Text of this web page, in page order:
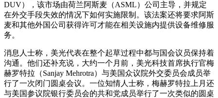
DUV），该市场由荷兰阿斯麦（ASML）公司主导，并规定
在外交手段失效的情况下如何实施限制。该法案还将要求阿斯
麦和其他外国公司获得许可才能在相关设施内提供设备维修服
务。
消息人士称，美光代表在整个起草过程中都与国会议员保持着
沟通。他们还补充说，大约一个月前，美光科技首席执行官梅
赫罗特拉（Sanjay Mehrotra）与美国众议院外交委员会成员举
行了一次闭门圆桌会议。一位知情人士称，梅赫罗特拉上月还
与美国参议院银行委员会的共和党成员举行了一次类似的圆桌